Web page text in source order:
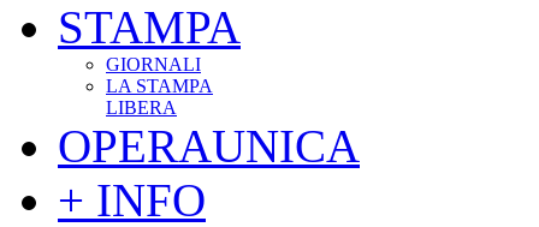
STAMPA
GIORNALI
LA STAMPA
LIBERA
OPERAUNICA
+ INFO